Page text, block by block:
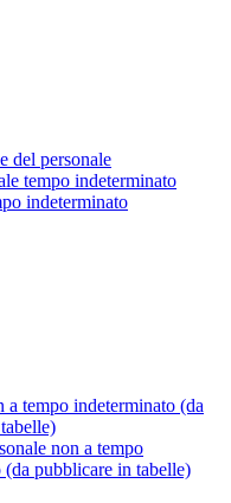
del personale
tempo indeterminato
indeterminato
a tempo indeterminato (da
non a tempo
(da pubblicare in tabelle)